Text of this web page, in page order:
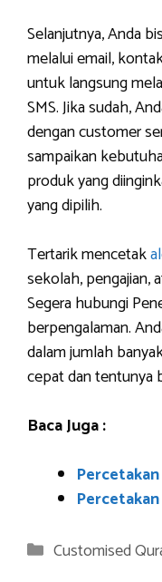
Selanjutnya, Anda
melalui email,
untuk langsung
SMS. Jika sudah,
dengan customer
sampaikan
produk yang
yang dipilih.
Tertarik mencetak
sekolah, pengajian,
Segera hubungi
berpengalaman.
dalam jumlah
cepat dan tentunya
Baca Juga :
Categories
Customised